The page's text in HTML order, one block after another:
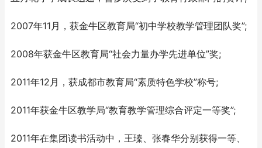
2007年11月，获金牛区教育局“初中学校教学管理团队奖”;
2008年获金牛区教育局“社会力量办学先进单位”奖;
2011年12月，获成都市教育局“素质特色学校”称号;
2011年获金牛区教学局“教育教学管理综合评定一等奖”;
2011年在集团读书活动中，王瑧、张春华分别获得一等、